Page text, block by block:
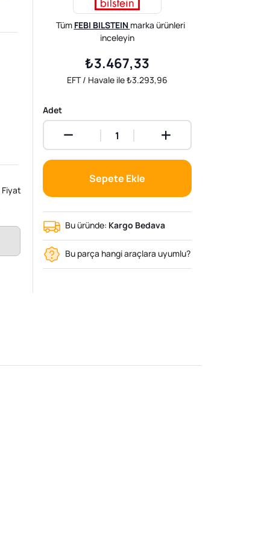
Fiyat
Tüm FEBI BILSTEIN marka ürünleri
inceleyin
₺3.467,33
EFT / Havale ile ₺3.293,96
Adet
Sepete Ekle
Bu üründe: Kargo Bedava
Bu parça hangi araçlara uyumlu?